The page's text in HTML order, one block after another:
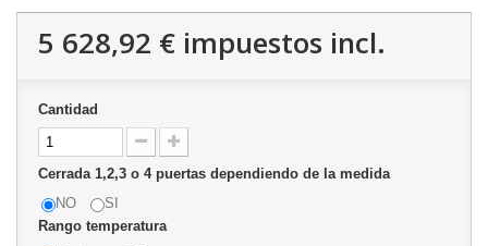
5 628,92 € impuestos incl.
Cantidad
Cerrada 1,2,3 o 4 puertas dependiendo de la medida
NO
SI
Rango temperatura